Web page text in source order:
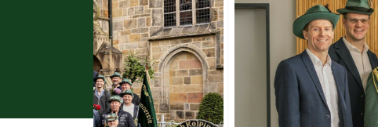
Dorf Emsbüren Junggesellen
Chronologie
Vereinshistorie